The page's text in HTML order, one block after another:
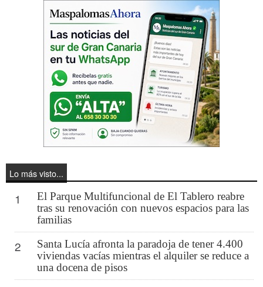
Lo más visto...
1
El Parque Multifuncional de El Tablero reabre
tras su renovación con nuevos espacios para las
familias
2
Santa Lucía afronta la paradoja de tener 4.400
viviendas vacías mientras el alquiler se reduce a
una docena de pisos